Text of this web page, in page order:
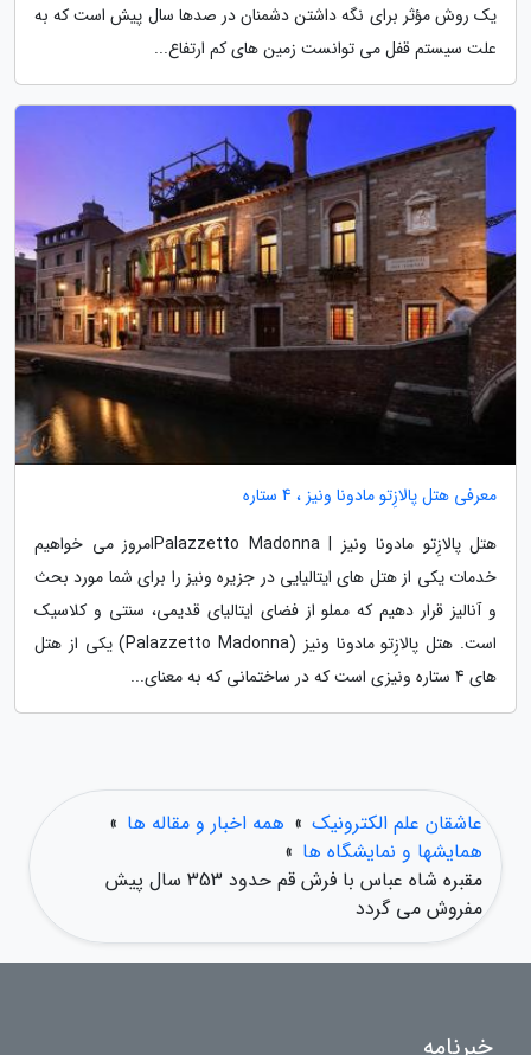
یک روش مؤثر برای نگه داشتن دشمنان در صدها سال پیش است که به
علت سیستم قفل می توانست زمین های کم ارتفاع...
معرفی هتل پالازِتو مادونا ونیز ، 4 ستاره
هتل پالازِتو مادونا ونیز | Palazzetto Madonnaامروز می خواهیم
خدمات یکی از هتل های ایتالیایی در جزیره ونیز را برای شما مورد بحث
و آنالیز قرار دهیم که مملو از فضای ایتالیای قدیمی، سنتی و کلاسیک
است. هتل پالازِتو مادونا ونیز (Palazzetto Madonna) یکی از هتل
های 4 ستاره ونیزی است که در ساختمانی که به معنای...
عاشقان علم الکترونیک » همه اخبار و مقاله ها »
همایشها و نمایشگاه ها »
مقبره شاه عباس با فرش قم حدود 353 سال پیش
مفروش می گردد